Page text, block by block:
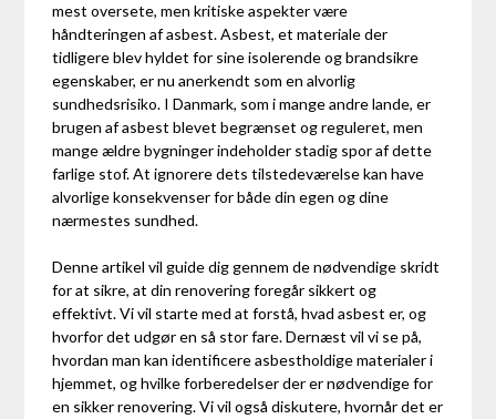
mest oversete, men kritiske aspekter være
håndteringen af asbest. Asbest, et materiale der
tidligere blev hyldet for sine isolerende og brandsikre
egenskaber, er nu anerkendt som en alvorlig
sundhedsrisiko. I Danmark, som i mange andre lande, er
brugen af asbest blevet begrænset og reguleret, men
mange ældre bygninger indeholder stadig spor af dette
farlige stof. At ignorere dets tilstedeværelse kan have
alvorlige konsekvenser for både din egen og dine
nærmestes sundhed.
Denne artikel vil guide dig gennem de nødvendige skridt
for at sikre, at din renovering foregår sikkert og
effektivt. Vi vil starte med at forstå, hvad asbest er, og
hvorfor det udgør en så stor fare. Dernæst vil vi se på,
hvordan man kan identificere asbestholdige materialer i
hjemmet, og hvilke forberedelser der er nødvendige for
en sikker renovering. Vi vil også diskutere, hvornår det er